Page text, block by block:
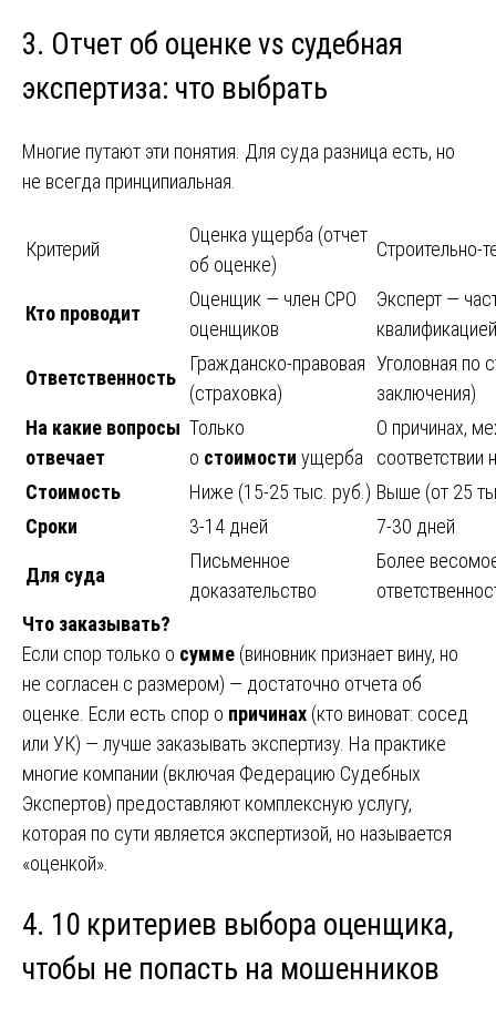
3. Отчет об оценке vs судебная
экспертиза: что выбрать
Многие путают эти понятия. Для суда разница есть, но
не всегда принципиальная.
Критерий
Оценка ущерба (отчет
об оценке)
Строительно-
Кто проводит
Оценщик — член СРО
оценщиков
Эксперт —
Ответственность
Гражданско-правовая
(страховка)
Уголовная по
заключения)
На какие вопросы
отвечает
Только
о стоимости ущерба
О причинах,
соответствии
Стоимость
Ниже (15-25 тыс. руб.) Выше (от 25
Сроки
3-14 дней 7-30 дней
Для суда
Письменное
доказательство
Более
Что заказывать?
Если спор только о сумме (виновник признает вину, но
не согласен с размером) — достаточно отчета об
оценке. Если есть спор о причинах (кто виноват: сосед
или УК) — лучше заказывать экспертизу. На практике
многие компании (включая Федерацию Судебных
Экспертов) предоставляют комплексную услугу,
которая по сути является экспертизой, но называется
«оценкой».
4. 10 критериев выбора оценщика,
чтобы не попасть на мошенников